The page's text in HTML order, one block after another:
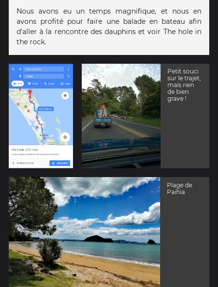
Nous avons eu un temps magnifique, et nous en
avons profité pour faire une balade en bateau afin
d'aller à la rencontre des dauphins et voir The hole in
the rock.
Petit souci
sur le trajet,
mais rien
de bien
grave !
Plage de
Paihia